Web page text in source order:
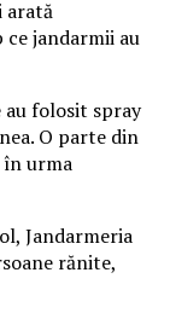
arată
jandarmii au
folosit spray
O parte din
urma
Jandarmeria
rănite,